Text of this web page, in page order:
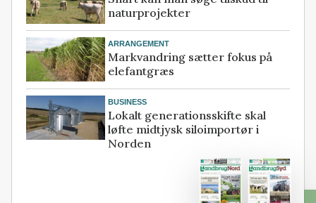
naturprojekter
ARRANGEMENT
Markvandring sætter fokus på
elefantgræs
BUSINESS
Lokalt generationsskifte skal
løfte midtjysk siloimportør i
Norden